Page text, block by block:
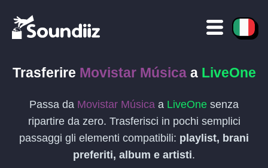
Trasferire Movistar Músicaa LiveOne
Passa da Movistar Música a LiveOne senza
ripartire da zero. Trasferisci in pochi semplici
passaggi gli elementi compatibili: playlist, brani
preferiti, album e artisti.